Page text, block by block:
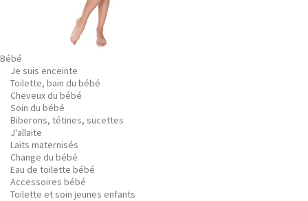
Bébé
Je suis enceinte
Toilette, bain du bébé
Cheveux du bébé
Soin du bébé
Biberons, tétines, sucettes
J'allaite
Laits maternisés
Change du bébé
Eau de toilette bébé
Accessoires bébé
Toilette et soin jeunes enfants